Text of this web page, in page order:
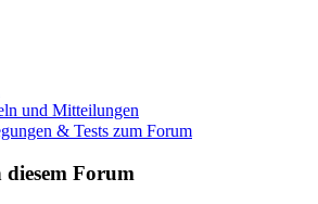
und Mitteilungen
& Tests zum Forum
Forum